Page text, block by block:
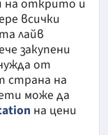
на открито и
всички
лайв
закупени
от
страна на
може да
на цени